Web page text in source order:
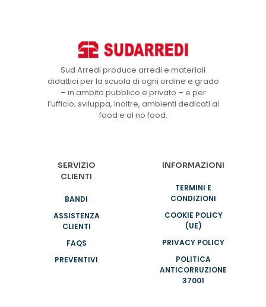
Sud Arredi produce arredi e materiali
didattici per la scuola di ogni ordine e grado
– in ambito pubblico e privato – e per
l’ufficio; sviluppa, inoltre, ambienti dedicati al
food e al no food.
SERVIZIO
CLIENTI
BANDI
ASSISTENZA
CLIENTI
FAQS
PREVENTIVI
INFORMAZIONI
TERMINI E
CONDIZIONI
COOKIE POLICY
(UE)
PRIVACY POLICY
POLITICA
ANTICORRUZIONE
37001